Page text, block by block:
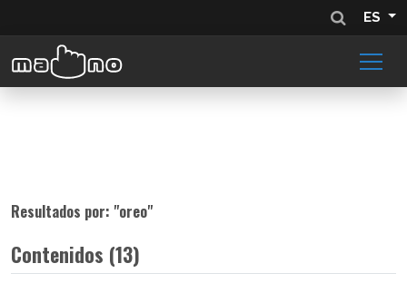
ES
Resultados por: "oreo"
Contenidos (13)